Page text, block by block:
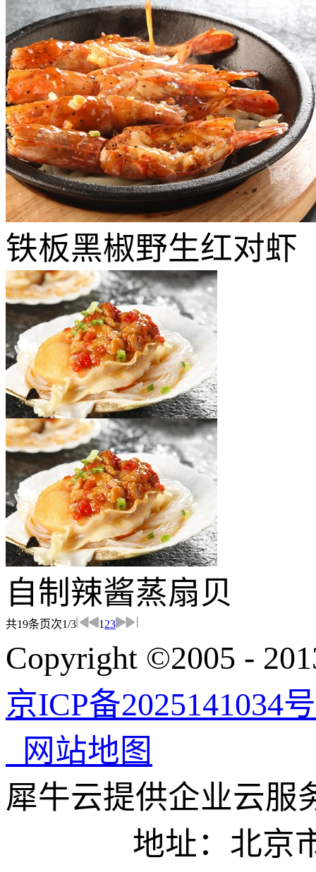
铁板黑椒野生红对虾
自制辣酱蒸扇贝
共19条页次1/3 123
Copyright ©2005 -
京ICP备2025141034
网站地图
犀牛云提供企业云服
地址：北京市东